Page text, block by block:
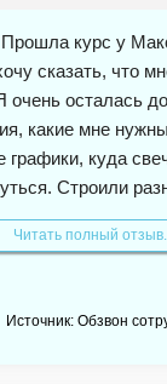
курс у
сказать, что
очень осталась
какие мне
графики, куда
Строили
как я это всё
С Максимом
пафоса,
и
Читать полный
Источник: Обзвон